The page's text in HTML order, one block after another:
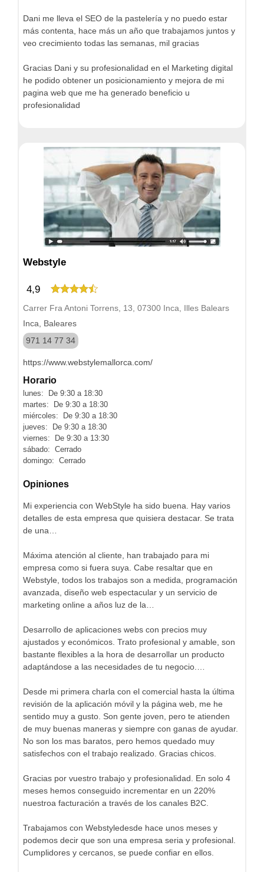
Dani me lleva el SEO de la pastelería y no puedo estar
más contenta, hace más un año que trabajamos juntos y
veo crecimiento todas las semanas, mil gracias
Gracias Dani y su profesionalidad en el Marketing digital
he podido obtener un posicionamiento y mejora de mi
pagina web que me ha generado beneficio u
profesionalidad
Webstyle
4,9
Carrer Fra Antoni Torrens, 13, 07300 Inca, Illes Balears
Inca, Baleares
971 14 77 34
https://www.webstylemallorca.com/
Horario
lunes: De 9:30 a 18:30
martes: De 9:30 a 18:30
miércoles: De 9:30 a 18:30
jueves: De 9:30 a 18:30
viernes: De 9:30 a 13:30
sábado: Cerrado
domingo: Cerrado
Opiniones
Mi experiencia con WebStyle ha sido buena. Hay varios
detalles de esta empresa que quisiera destacar. Se trata
de una…
Máxima atención al cliente, han trabajado para mi
empresa como si fuera suya. Cabe resaltar que en
Webstyle, todos los trabajos son a medida, programación
avanzada, diseño web espectacular y un servicio de
marketing online a años luz de la…
Desarrollo de aplicaciones webs con precios muy
ajustados y económicos. Trato profesional y amable, son
bastante flexibles a la hora de desarrollar un producto
adaptándose a las necesidades de tu negocio.…
Desde mi primera charla con el comercial hasta la última
revisión de la aplicación móvil y la página web, me he
sentido muy a gusto. Son gente joven, pero te atienden
de muy buenas maneras y siempre con ganas de ayudar.
No son los mas baratos, pero hemos quedado muy
satisfechos con el trabajo realizado. Gracias chicos.
Gracias por vuestro trabajo y profesionalidad. En solo 4
meses hemos conseguido incrementar en un 220%
nuestroa facturación a través de los canales B2C.
Trabajamos con Webstyledesde hace unos meses y
podemos decir que son una empresa seria y profesional.
Cumplidores y cercanos, se puede confiar en ellos.